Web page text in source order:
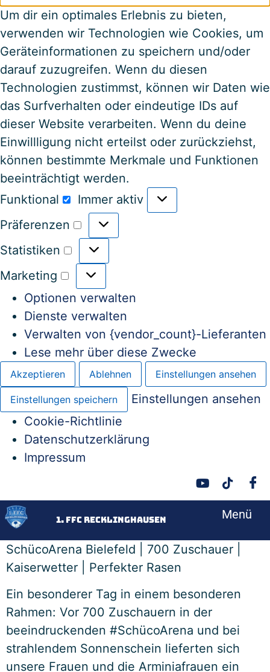
Um dir ein optimales Erlebnis zu bieten,
verwenden wir Technologien wie Cookies, um
Geräteinformationen zu speichern und/oder
darauf zuzugreifen. Wenn du diesen
Technologien zustimmst, können wir Daten wie
das Surfverhalten oder eindeutige IDs auf
dieser Website verarbeiten. Wenn du deine
Einwillligung nicht erteilst oder zurückziehst,
können bestimmte Merkmale und Funktionen
beeinträchtigt werden.
Funktional
Immer aktiv
Präferenzen
Statistiken
Marketing
Optionen verwalten
Dienste verwalten
Verwalten von {vendor_count}-Lieferanten
Lese mehr über diese Zwecke
Akzeptieren Ablehnen Einstellungen ansehen
Einstellungen speichern
Einstellungen ansehen
Cookie-Richtlinie
Datenschutzerklärung
Impressum
1. FFC Recklinghausen Menü
<
SchücoArena Bielefeld | 700 Zuschauer |
Kaiserwetter | Perfekter Rasen
Ein besonderer Tag in einem besonderen
Rahmen: Vor 700 Zuschauern in der
beeindruckenden #SchücoArena und bei
strahlendem Sonnenschein lieferten sich
unsere Frauen und die Arminiafrauen ein